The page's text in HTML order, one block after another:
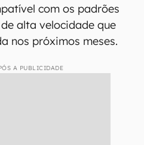
com os padrões
alta velocidade que
nos próximos meses.
A PUBLICIDADE